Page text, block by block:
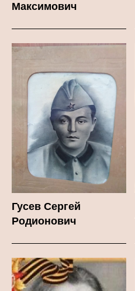
Максимович
Гусев Сергей
Родионович